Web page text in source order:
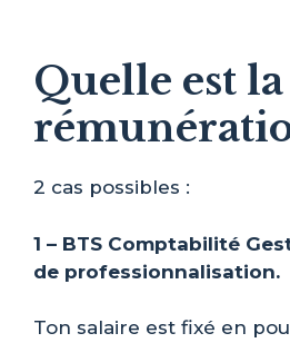
Quelle est la
2 cas possibles :
1 – BTS Comptabilité
de professionnalisation.
Ton salaire est fixé en